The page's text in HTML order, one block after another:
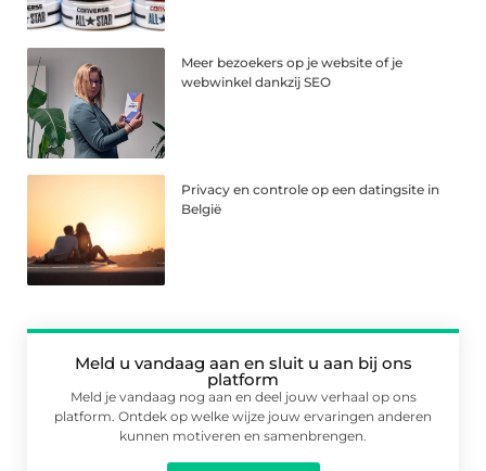
Meer bezoekers op je website of je
webwinkel dankzij SEO
Privacy en controle op een datingsite in
België
Meld u vandaag aan en sluit u aan bij ons
platform
Meld je vandaag nog aan en deel jouw verhaal op ons
platform. Ontdek op welke wijze jouw ervaringen anderen
kunnen motiveren en samenbrengen.